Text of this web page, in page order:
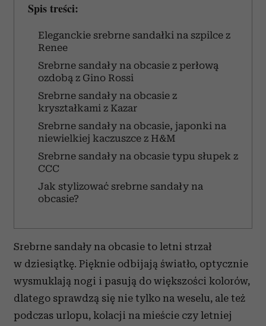
Spis treści:
Eleganckie srebrne sandałki na szpilce z
Renee
Srebrne sandały na obcasie z perłową
ozdobą z Gino Rossi
Srebrne sandały na obcasie z
kryształkami z Kazar
Srebrne sandały na obcasie, japonki na
niewielkiej kaczuszce z H&M
Srebrne sandały na obcasie typu słupek z
CCC
Jak stylizować srebrne sandały na
obcasie?
Srebrne sandały na obcasie to letni strzał
w dziesiątkę. Pięknie odbijają światło, optycznie
wysmuklają nogi i pasują do większości kolorów,
dlatego sprawdzą się nie tylko na weselu, ale też
podczas urlopu, kolacji na mieście czy letniej